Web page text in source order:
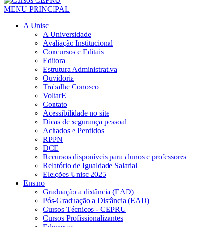
MENU PRINCIPAL
A Unisc
A Universidade
Avaliação Institucional
Concursos e Editais
Editora
Estrutura Administrativa
Ouvidoria
Trabalhe Conosco
VoltarE
Contato
Acessibilidade no site
Dicas de segurança pessoal
Achados e Perdidos
RPPN
DCE
Recursos disponíveis para alunos e professores
Relatório de Igualdade Salarial
Eleições Unisc 2025
Ensino
Graduação a distância (EAD)
Pós-Graduação a Distância (EAD)
Cursos Técnicos - CEPRU
Cursos Profissionalizantes